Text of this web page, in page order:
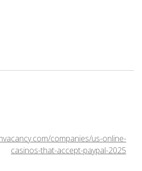
companies/us-online-
casinos-that-accept-paypal-2025